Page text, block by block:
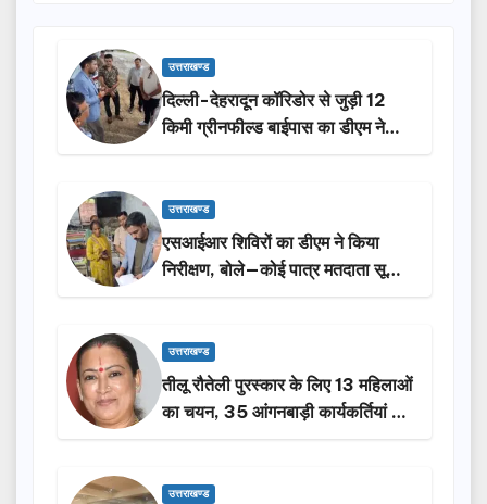
उत्तराखण्ड
दिल्ली-देहरादून कॉरिडोर से जुड़ी 12
किमी ग्रीनफील्ड बाईपास का डीएम ने
किया निरीक्षण…
उत्तराखण्ड
एसआईआर शिविरों का डीएम ने किया
निरीक्षण, बोले—कोई पात्र मतदाता सूची
से न छूटे…
उत्तराखण्ड
तीलू रौतेली पुरस्कार के लिए 13 महिलाओं
का चयन, 35 आंगनबाड़ी कार्यकर्तियां भी
होंगी सम्मानित…
उत्तराखण्ड